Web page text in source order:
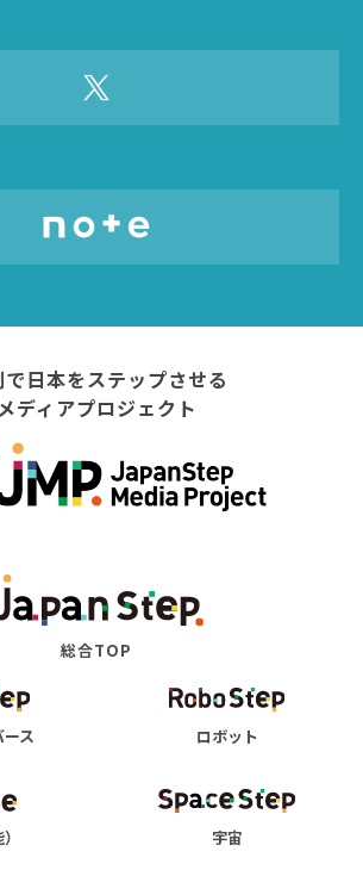
日本をステップさせる
ディアプロジェクト
総合TOP
ス ロボット
宇宙